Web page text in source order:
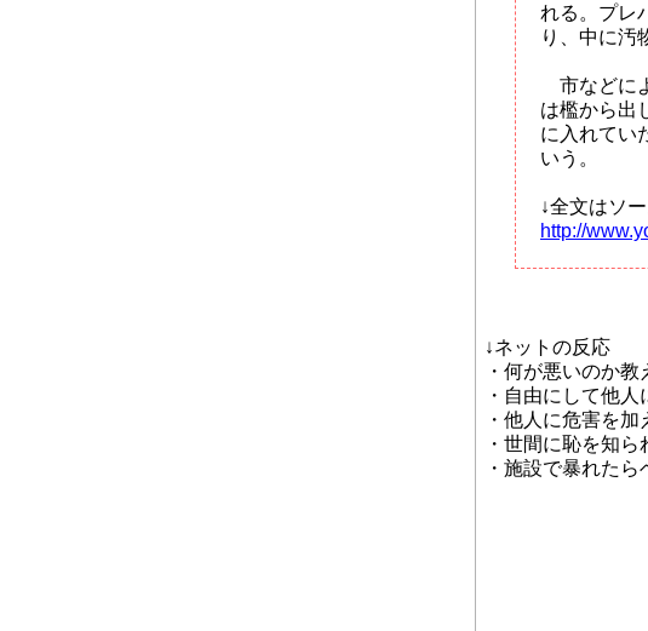
れる。プレ
り、中に汚
市などに
は檻から出
に入れてい
いう。
↓全文はソ
http://
↓ネットの反応
・何が悪いのか教
・自由にして他
・他人に危害を
・世間に恥を知
・施設で暴れた